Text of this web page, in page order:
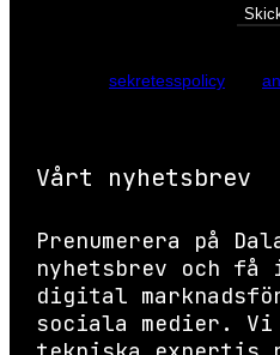
sekretesspolicy
Vårt nyhetsbrev
Prenumerera på
nyhetsbrev och få
digital
sociala medier.